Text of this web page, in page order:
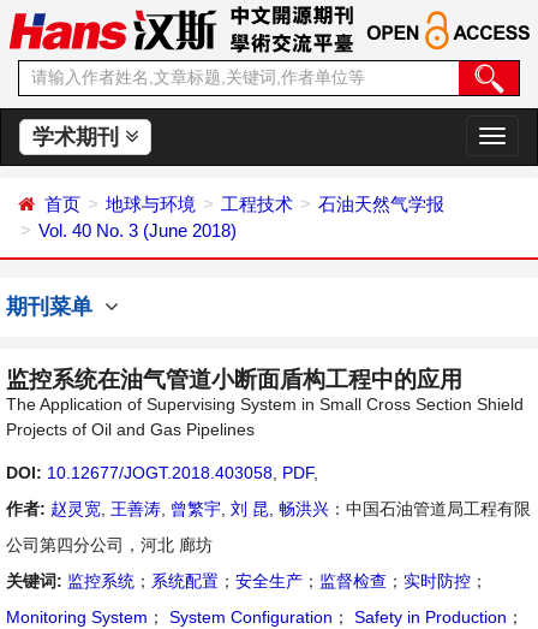
学术期刊
切
换
首页 地球与环境 工程技术
石油天然气学报
Vol. 40 No. 3 (June 2018)
期刊菜单
监控系统在油气管道小断面盾构工程中的应用
The Application of Supervising System in Small Cross Section Shield
Projects of Oil and Gas Pipelines
DOI: 10.12677/JOGT.2018.403058 PDF,
作者: 赵灵宽 王善涛 曾繁宇 刘 昆 畅洪兴 ：中国石油管道局工程有限
公司第四分公司，河北 廊坊
关键词: 监控系统 ； 系统配置 ； 安全生产 ； 监督检查 ； 实时防控 ；
Monitoring System ； System Configuration ； Safety in Production ；